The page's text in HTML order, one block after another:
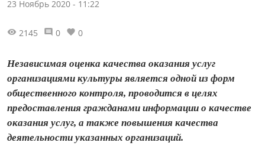
23 Ноябрь 2020 - 11:22
2145 0 0
Независимая оценка качества оказания услуг
организациями культуры является одной из форм
общественного контроля, проводится в целях
предоставления гражданами информации о качестве
оказания услуг, а также повышения качества
деятельности указанных организаций.